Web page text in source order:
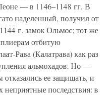
— в 1146–1148 гг. В
наделенный, получил от
г. замок Ольмос; тот же
отбитую
Рава (Калатрава) как раз
альмохадов. Но —
ее защищать, и
последствия: в